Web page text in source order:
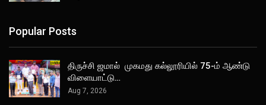
Popular Posts
திருச்சி ஜமால் முகமது கல்லூரியில் 75-ம் ஆண்டு
விளையாட்டு…
Aug 7, 2026